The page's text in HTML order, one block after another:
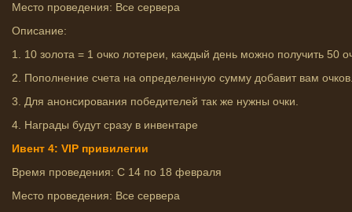
Место проведения: Все сервера
Описание:
1. 10 золота = 1 очко лотереи, каждый день можно получить 50
2. Пополнение счета на определенную сумму добавит вам
3. Для анонсирования победителей так же нужны очки.
4. Награды будут сразу в инвентаре
Ивент 4: VIP привилегии
Время проведения: С 14 по 18 февраля
Место проведения: Все сервера